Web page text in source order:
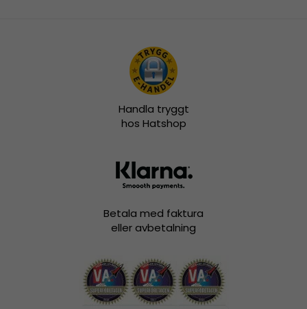
Handla tryggt
hos Hatshop
Betala med faktura
eller avbetalning